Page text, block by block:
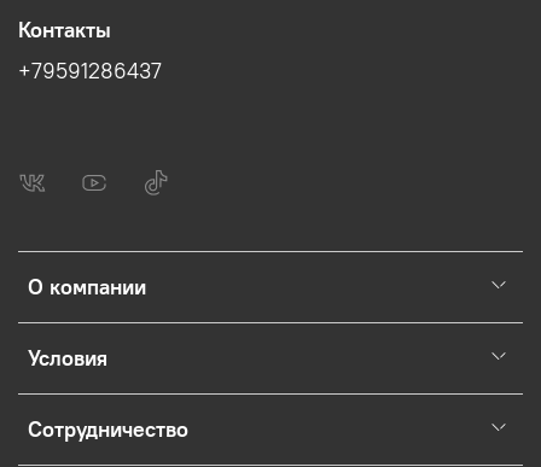
О компании
Условия
Сотрудничество
Контакты
+79591286437